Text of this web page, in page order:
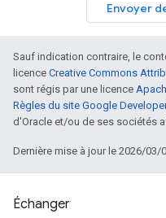
Envoyer
Sauf indication contraire, le
licence Creative Commons
sont régis par une licence
Règles du site Google
d'Oracle et/ou de ses sociétés
Dernière mise à jour le 2026/03/
Échanger